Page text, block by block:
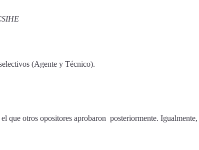
(Agente y Técnico).
otros opositores aprobaron posteriormente.